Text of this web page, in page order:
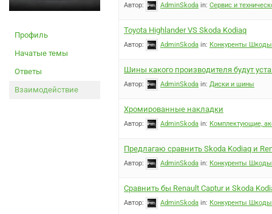
Профиль
Начатые темы
Ответы
Взаимодействие
Автор: AdminSkoda in: Сервис и
Toyota Highlander VS Skoda Kodiaq
Автор: AdminSkoda in: Конкуренты
Шины какого производителя будут
Автор: AdminSkoda in: Диски и шины
Хромированные накладки
Автор: AdminSkoda in: Комплектующие,
Предлагаю сравнить Skoda Kodiaq и
Автор: AdminSkoda in: Конкуренты
Сравнить бы Renault Captur и Skoda
Автор: AdminSkoda in: Конкуренты